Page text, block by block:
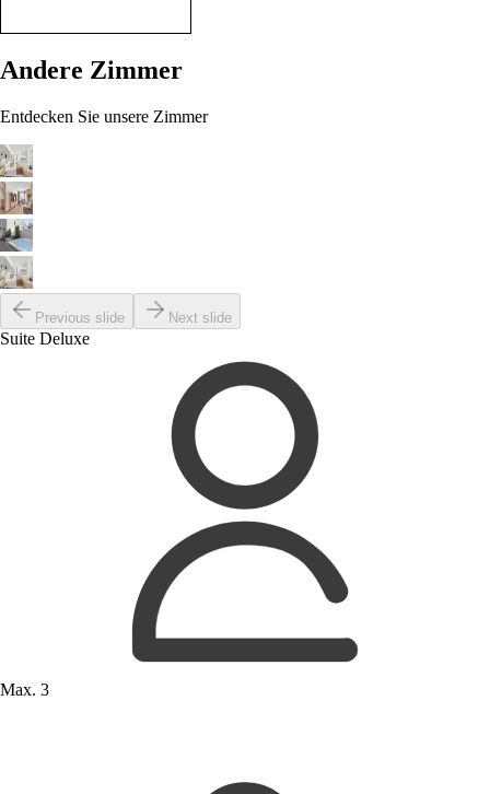
Andere Zimmer
Entdecken Sie unsere Zimmer
Previous slide Next slide
Suite Deluxe
Max. 3